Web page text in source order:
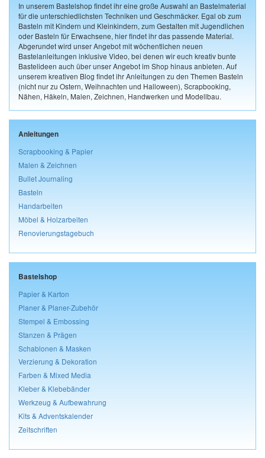
In unserem Bastelshop findet ihr eine große Auswahl an Bastelmaterial
für die unterschiedlichsten Techniken und Geschmäcker. Egal ob zum
Basteln mit Kindern und Kleinkindern, zum Gestalten mit Jugendlichen
oder Basteln für Erwachsene, hier findet ihr das passende Material.
Abgerundet wird unser Angebot mit wöchentlichen neuen
Bastelanleitungen inklusive Video, bei denen wir euch kreativ bunte
Bastelideen auch über unser Angebot im Shop hinaus anbieten. Auf
unserem kreativen Blog findet ihr Anleitungen zu den Themen Basteln
(nicht nur zu Ostern, Weihnachten und Halloween), Scrapbooking,
Nähen, Häkeln, Malen, Zeichnen, Handwerken und Modellbau.
Anleitungen
Scrapbooking & Papier
Malen & Zeichnen
Bullet Journaling
Basteln
Handarbeiten
Möbel & Holzarbeiten
Renovierungstagebuch
Bastelshop
Papier & Karton
Planer & Planer-Zubehör
Stempel & Embossing
Stanzen & Prägen
Schablonen & Masken
Verzierung & Dekoration
Farben & Mixed Media
Kleber & Klebebänder
Werkzeug & Aufbewahrung
Kits & Adventskalender
Zeitschriften